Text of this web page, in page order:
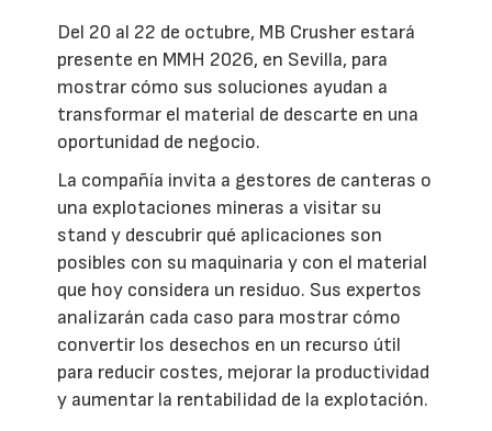
Del 20 al 22 de octubre, MB Crusher estará
presente en MMH 2026, en Sevilla, para
mostrar cómo sus soluciones ayudan a
transformar el material de descarte en una
oportunidad de negocio.
La compañía invita a gestores de canteras o
una explotaciones mineras a visitar su
stand y descubrir qué aplicaciones son
posibles con su maquinaria y con el material
que hoy considera un residuo. Sus expertos
analizarán cada caso para mostrar cómo
convertir los desechos en un recurso útil
para reducir costes, mejorar la productividad
y aumentar la rentabilidad de la explotación.